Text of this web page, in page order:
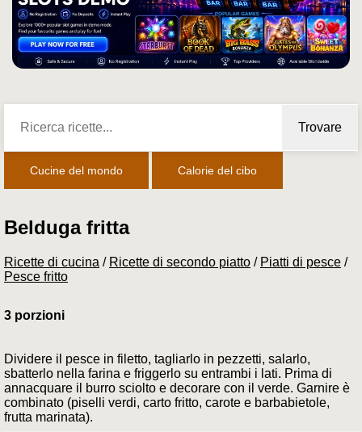
Trovare
Cucine del mondo Calorie del cibo
Belduga fritta
Ricette di cucina / Ricette di secondo piatto / Piatti di pesce /
Pesce fritto
3 porzioni
Dividere il pesce in filetto, tagliarlo in pezzetti, salarlo,
sbatterlo nella farina e friggerlo su entrambi i lati. Prima di
annacquare il burro sciolto e decorare con il verde. Garnire è
combinato (piselli verdi, carto fritto, carote e barbabietole,
frutta marinata).